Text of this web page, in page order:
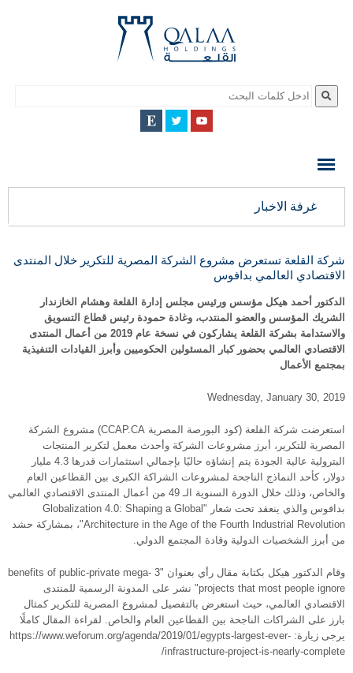
QALAA
QALAA
غرفة الاخبار
شركة القلعة تستعرض مشروع الشركة المصرية للتكرير خلال المنتدى
الاقتصادي العالمي بدافوس
الدكتور أحمد هيكل مؤسس ورئيس مجلس إدارة القلعة وهشام الخازندار
الشريك المؤسس والعضو المنتدب، وغادة حمودة رئيس قطاع التسويق
والاستدامة بشركة القلعة يشاركون في نسخة عام 2019 من أعمال المنتدى
الاقتصادي العالمي بحضور كبار المسئولين الحكوميين وأبرز القيادات التنفيذية
بمجتمع الأعمال
Wednesday, January 30, 2019
استعرضت شركة القلعة (كود البورصة المصرية CCAP.CA) مشروع الشركة
المصرية للتكرير، أبرز مشروعات الشركة وأحدث معمل لتكرير المنتجات
البترولية عالية الجودة يتم إنشاؤه حاليًا بإجمالي استثمارات قدرها 4.3 مليار
دولار، كأحد النماذج الناجحة لمشروعات الشراكة الكبرى بين القطاعين العام
والخاص، وذلك خلال الدورة السنوية الـ 49 من أعمال المنتدى الاقتصادي العالمي
بدافوس والذي ينعقد تحت شعار "Globalization 4.0: Shaping a Global
Architecture in the Age of the Fourth Industrial Revolution"، بمشاركة حشد
من أبرز الشخصيات الدولية وقادة المجتمع الدولي.
وقام الدكتور هيكل بكتابة مقال رأي بعنوان "3 benefits of public-private mega-
projects that most people ignore" نشر على المدونة الرسمية للمنتدى
الاقتصادي العالمي، حيث استعرض بالتفصيل لمشروع المصرية للتكرير كمثال
بارز على الشراكات الناجحة بين القطاعين العام والخاص. لقراءة المقال كاملًا
يرجى زيارة: https://www.weforum.org/agenda/2019/01/egypts-largest-ever-
infrastructure-project-is-nearly-complete/